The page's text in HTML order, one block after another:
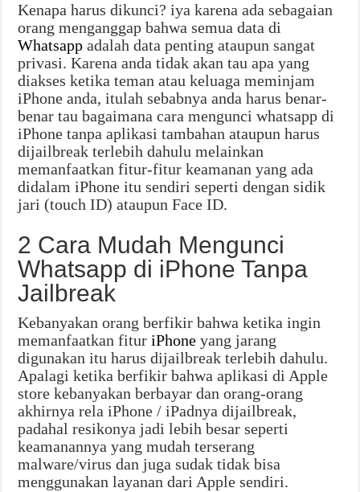
Kenapa harus dikunci? iya karena ada sebagaian
orang menganggap bahwa semua data di
Whatsapp adalah data penting ataupun sangat
privasi. Karena anda tidak akan tau apa yang
diakses ketika teman atau keluaga meminjam
iPhone anda, itulah sebabnya anda harus benar-
benar tau bagaimana cara mengunci whatsapp di
iPhone tanpa aplikasi tambahan ataupun harus
dijailbreak terlebih dahulu melainkan
memanfaatkan fitur-fitur keamanan yang ada
didalam iPhone itu sendiri seperti dengan sidik
jari (touch ID) ataupun Face ID.
2 Cara Mudah Mengunci
Whatsapp di iPhone Tanpa
Jailbreak
Kebanyakan orang berfikir bahwa ketika ingin
memanfaatkan fituriPhone yang jarang
digunakan itu harus dijailbreak terlebih dahulu.
Apalagi ketika berfikir bahwa aplikasi di Apple
store kebanyakan berbayar dan orang-orang
akhirnya rela iPhone / iPadnya dijailbreak,
padahal resikonya jadi lebih besar seperti
keamanannya yang mudah terserang
malware/virus dan juga sudak tidak bisa
menggunakan layanan dari Apple sendiri.